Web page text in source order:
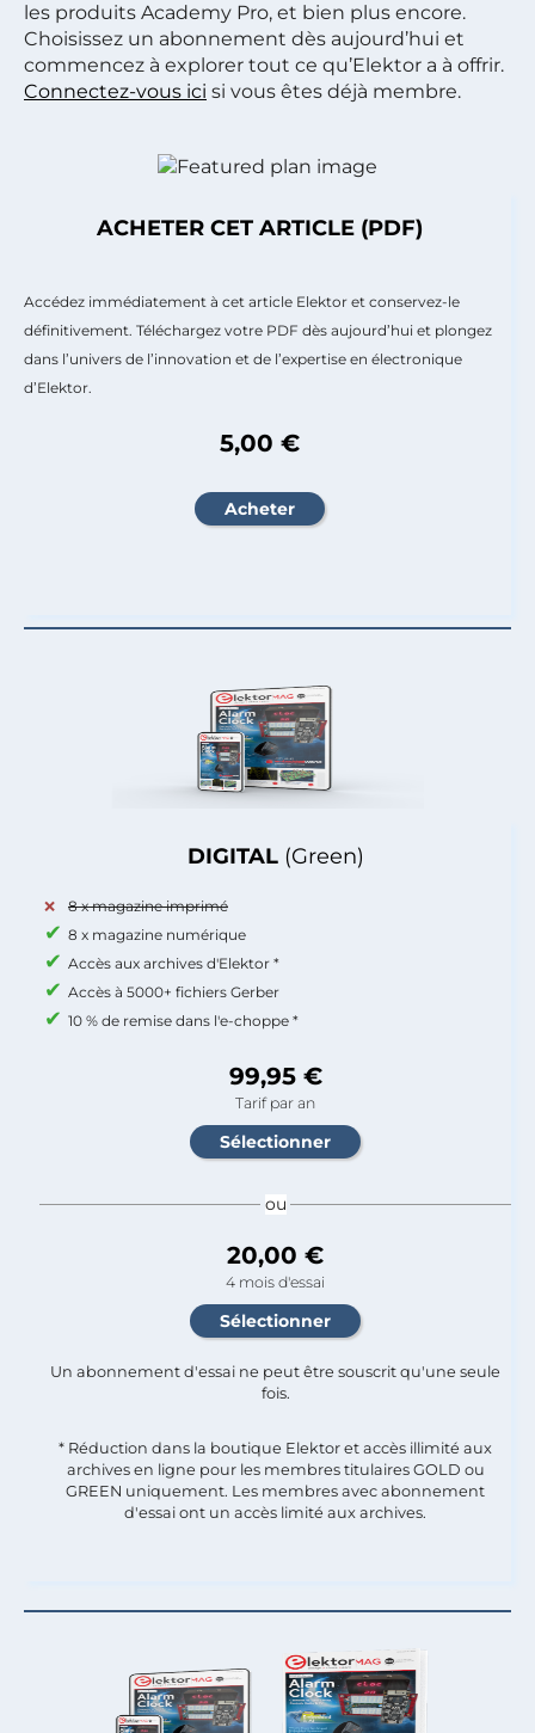
les produits Academy Pro, et bien plus encore.
Choisissez un abonnement dès aujourd’hui et
commencez à explorer tout ce qu’Elektor a à offrir.
Connectez-vous ici si vous êtes déjà membre.
DIGITAL (Green)
8 x magazine imprimé
8 x magazine numérique
Accès aux archives d'Elektor *
Accès à 5000+ fichiers Gerber
10 % de remise dans l'e-choppe *
99,95 €
Tarif par an
ou
20,00 €
4 mois d'essai
Un abonnement d'essai ne peut être souscrit qu'une seule
fois.​
* Réduction dans la boutique Elektor et accès illimité aux
archives en ligne pour les membres titulaires GOLD ou
GREEN uniquement. Les membres avec abonnement
d'essai ont un accès limité aux archives.
ACHETER CET ARTICLE (PDF)
Accédez immédiatement à cet article Elektor et conservez-le
définitivement. Téléchargez votre PDF dès aujourd’hui et plongez
dans l’univers de l’innovation et de l’expertise en électronique
d’Elektor.
5,00 €